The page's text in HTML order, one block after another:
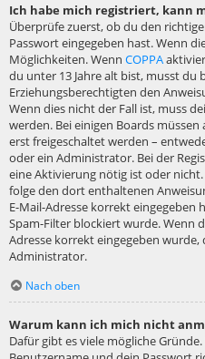
Ich habe mich registriert, kann
Überprüfe zuerst, ob du den
Passwort eingegeben hast. Wenn
Möglichkeiten. Wenn COPPA
du unter 13 Jahre alt bist, musst du
Erziehungsberechtigten den
Wenn dies nicht der Fall ist, muss
werden. Bei einigen Boards
erst freigeschaltet werden –
oder ein Administrator. Bei der
eine Aktivierung nötig ist oder
folge den dort enthaltenen
E-Mail-Adresse korrekt eingegeben
Spam-Filter blockiert wurde. Wenn
Adresse korrekt eingegeben
Administrator.
Nach oben
Warum kann ich mich nicht
Dafür gibt es viele mögliche